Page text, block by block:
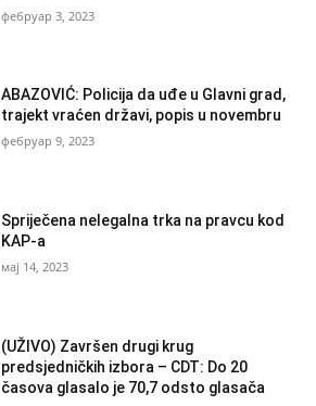
фебруар 3, 2023
ABAZOVIĆ: Policija da uđe u Glavni grad,
trajekt vraćen državi, popis u novembru
фебруар 9, 2023
Spriječena nelegalna trka na pravcu kod
KAP-a
мај 14, 2023
(UŽIVO) Završen drugi krug
predsjedničkih izbora – CDT: Do 20
časova glasalo je 70,7 odsto glasača